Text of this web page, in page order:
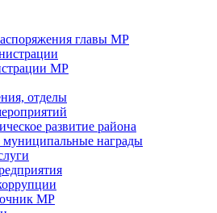
главы МР
МР
отделы
развитие района
муниципальные награды
МР